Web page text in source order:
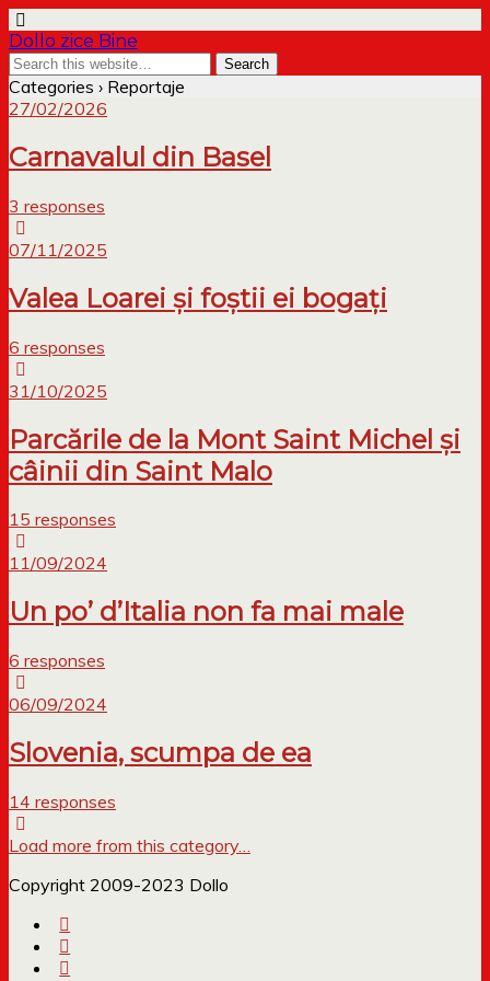
Dollo zice Bine
Categories › Reportaje
27/02/2026
Carnavalul din Basel
3 responses
07/11/2025
Valea Loarei și foștii ei bogați
6 responses
31/10/2025
Parcările de la Mont Saint Michel și
câinii din Saint Malo
15 responses
11/09/2024
Un po’ d’Italia non fa mai male
6 responses
06/09/2024
Slovenia, scumpa de ea
14 responses
Load more from this category…
Copyright 2009-2023 Dollo